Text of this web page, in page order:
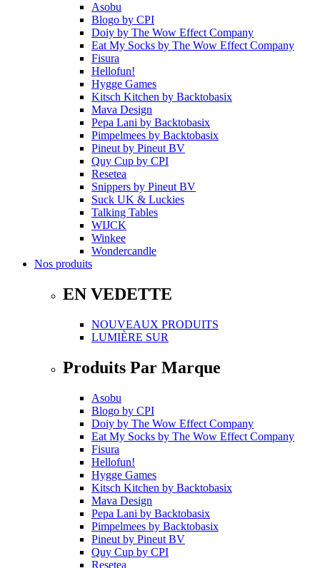
Asobu
Blogo by CPI
Doiy by The Wow Effect Company
Eat My Socks by The Wow Effect Company
Fisura
Hellofun!
Hygge Games
Kitsch Kitchen by Backtobasix
Mava Design
Pepa Lani by Backtobasix
Pimpelmees by Backtobasix
Pineut by Pineut BV
Quy Cup by CPI
Resetea
Snippers by Pineut BV
Suck UK & Luckies
Talking Tables
WIJCK
Winkee
Wondercandle
Nos produits
EN VEDETTE
NOUVEAUX PRODUITS
LUMIÈRE SUR
Produits Par Marque
Asobu
Blogo by CPI
Doiy by The Wow Effect Company
Eat My Socks by The Wow Effect Company
Fisura
Hellofun!
Hygge Games
Kitsch Kitchen by Backtobasix
Mava Design
Pepa Lani by Backtobasix
Pimpelmees by Backtobasix
Pineut by Pineut BV
Quy Cup by CPI
Resetea